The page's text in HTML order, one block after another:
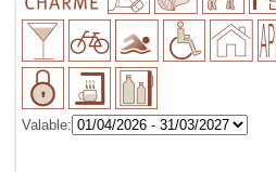
Valable: